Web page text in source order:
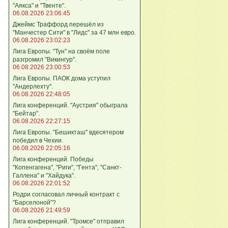
"Аякса" и "Твенте".
06.08.2026 23:06:45
Джеймс Траффорд перешёл из
"Манчестер Сити" в "Лидс" за 47 млн евро.
06.08.2026 23:02:23
Лига Европы. "Тун" на своём поле
разгромил "Викингур".
06.08.2026 23:00:53
Лига Европы. ПАОК дома уступил
"Андерлехту".
06.08.2026 22:48:05
Лига конференций. "Аустрия" обыграла
"Бейтар".
06.08.2026 22:27:15
Лига Европы. "Бешикташ" вдесятером
победил в Чехии.
06.08.2026 22:05:16
Лига конференций. Победы
"Копенгагена", "Риги", "Гента", "Санкт-
Галлена" и "Хайдука".
06.08.2026 22:01:52
Родри согласовал личный контракт с
"Барселоной"?
06.08.2026 21:49:59
Лига конференций. "Тромсе" отправил